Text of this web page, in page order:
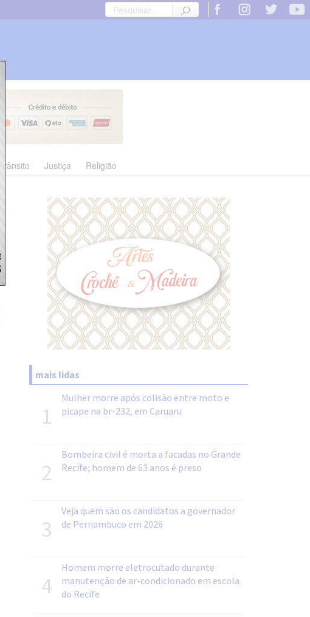
Trânsito Justiça Religião
mais lidas
1
Mulher morre após colisão entre moto e
picape na br-232, em Caruaru
2
Bombeira civil é morta a facadas no Grande
Recife; homem de 63 anos é preso
3
Veja quem são os candidatos a governador
de Pernambuco em 2026
4
Homem morre eletrocutado durante
manutenção de ar-condicionado em escola
do Recife